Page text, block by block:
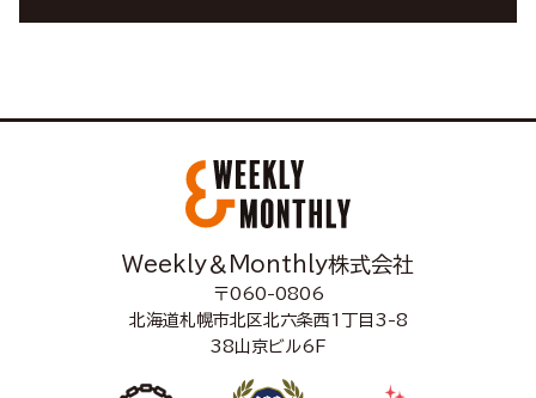
Weekly＆Monthly株式会社
〒060-0806
北海道札幌市北区北六条西1丁目3-8
38山京ビル6F